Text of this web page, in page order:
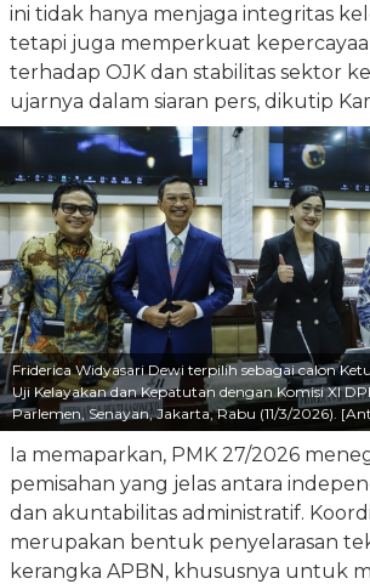
ini tidak hanya menjaga integritas
tetapi juga memperkuat
terhadap OJK dan stabilitas sektor
ujarnya dalam siaran pers, dikutip
Friderica Widyasari Dewi terpilih sebagai calon
Uji Kelayakan dan Kepatutan dengan Komisi XI
Parlemen, Senayan, Jakarta, Rabu (11/3/2026).
Ia memaparkan, PMK 27/2026
pemisahan yang jelas antara
dan akuntabilitas administratif.
merupakan bentuk penyelarasan
kerangka APBN, khususnya untuk